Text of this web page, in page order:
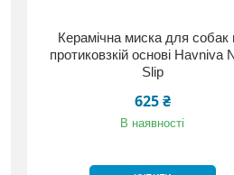
Керамічна миска для собак
протиковзкій основі Havniva
Slip
625 ₴
В наявності